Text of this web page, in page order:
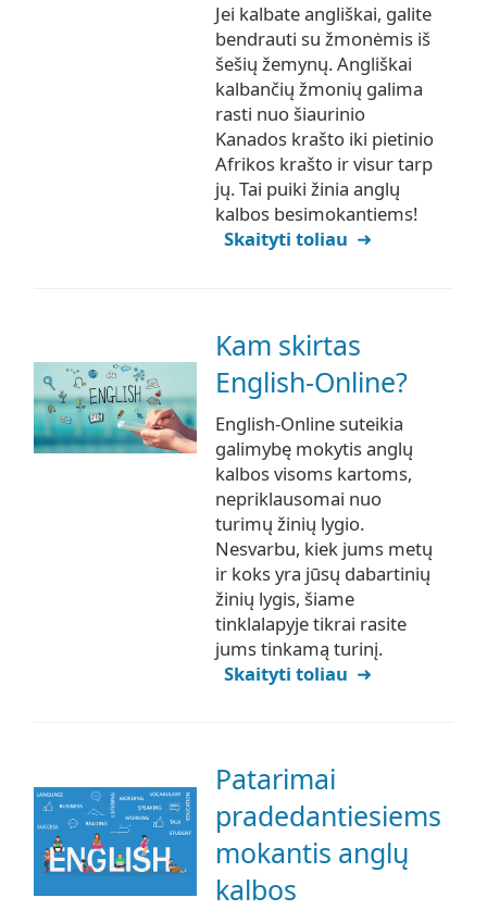
Jei kalbate angliškai, galite
bendrauti su žmonėmis iš
šešių žemynų. Angliškai
kalbančių žmonių galima
rasti nuo šiaurinio
Kanados krašto iki pietinio
Afrikos krašto ir visur tarp
jų. Tai puiki žinia anglų
kalbos besimokantiems!
Skaityti toliau
Kam skirtas
English-Online?
English-Online suteikia
galimybę mokytis anglų
kalbos visoms kartoms,
nepriklausomai nuo
turimų žinių lygio.
Nesvarbu, kiek jums metų
ir koks yra jūsų dabartinių
žinių lygis, šiame
tinklalapyje tikrai rasite
jums tinkamą turinį.
Skaityti toliau
Patarimai
pradedantiesiems
mokantis anglų
kalbos